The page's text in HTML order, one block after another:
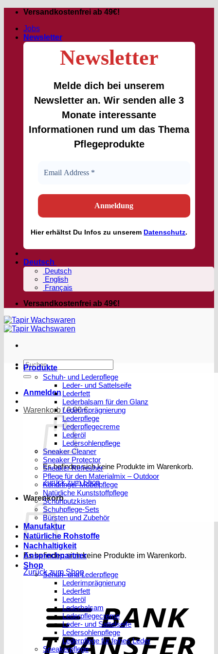
Zum
springen
Versandkostenfrei ab 49€!
Jobs
Newsletter
Newsletter
Melde dich bei unserem
Newsletter an. Wir senden alle 3
Monate interessante
Informationen rund um das Thema
Pflegeprodukte
Hiererhältst Du Infos zu unserem Datenschutz.
Deutsch
Deutsch
English
Français
Versandkostenfrei ab 49€!
Suchen
nach:
Anmelden
Warenkorb /0,00€
Es befinden sich keine Produkte im Warenkorb.
Zurück zum Shop
Warenkorb
Es befinden sich keine Produkte im Warenkorb.
Zurück zum Shop
Produkte
Schuh- und Lederpflege
Leder- und Sattelseife
Lederfett
Lederbalsam für den Glanz
Lederimprägnierung
Lederpflege
Lederpflegecreme
Lederöl
Ledersohlenpflege
Sneaker Cleaner
Sneaker Protector
Sneaker Refresher
Pflege für den Materialmix – Outdoor
Köndringer Möbelpflege
Natürliche Kunststoffpflege
Schuhputzkisten
Schuhpflege-Sets
Bürsten und Zubehör
Manufaktur
Natürliche Rohstoffe
Nachhaltigkeit
Ansprechpartner
Shop
Schuh- und Lederpflege
Lederimprägnierung
Lederfett
Lederöl
Lederbalsam
Lederpflegecreme
Leder- und Sattelseife
Ledersohlenpflege
Lederpflege für feines Leder
Sneakerpflege